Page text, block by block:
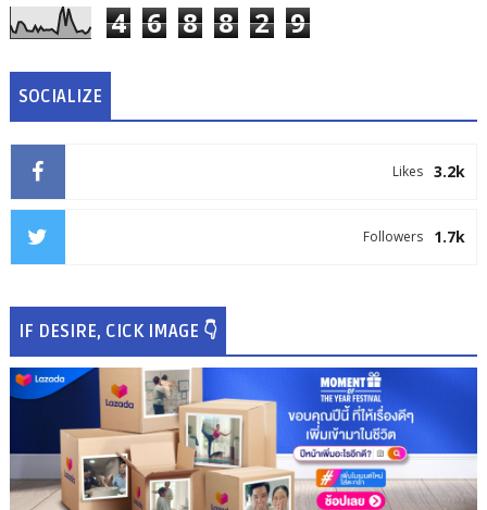
4 6 8 8 2 9
SOCIALIZE
3.2k
Likes
1.7k
Followers
IF DESIRE, CICK IMAGE 👇